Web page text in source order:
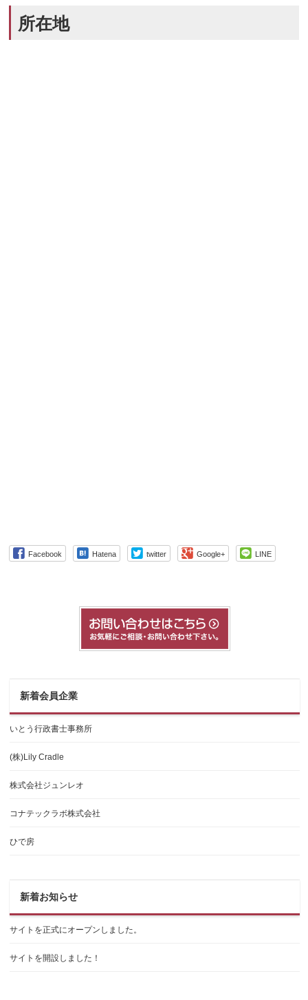
所在地
Facebook Hatena twitter Google+ LINE
新着会員企業
いとう行政書士事務所
(株)Lily Cradle
株式会社ジュンレオ
コナテックラボ株式会社
ひで房
新着お知らせ
サイトを正式にオープンしました。
サイトを開設しました！